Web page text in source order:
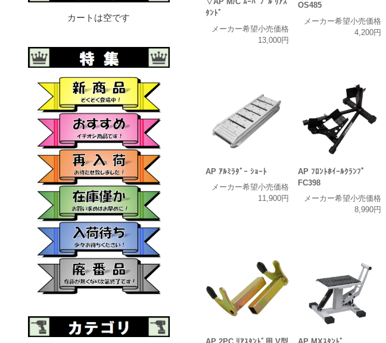
ﾀﾝﾄﾞ
メーカー希望小売価格
13,000円
OS485
メーカー希望小売価格
4,200円
AP ｱﾙﾐﾗﾀﾞｰ ｼｮｰﾄ
メーカー希望小売価格
11,900円
AP ﾌﾛﾝﾄﾎｲｰﾙｸﾗﾝﾌﾟ
FC398
メーカー希望小売価格
8,990円
カートは空です